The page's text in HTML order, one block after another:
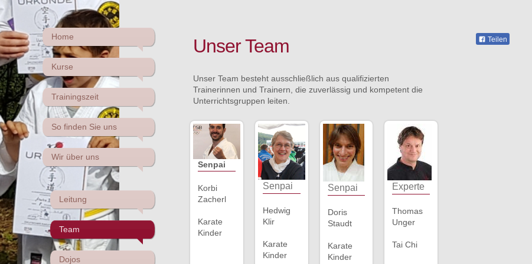
Home
Kurse
Trainingszeit
So finden Sie uns
Wir über uns
Leitung
Team
Dojos
Unser Team
Unser Team besteht ausschließlich aus qualifizierten
Trainerinnen und Trainern, die zuverlässig und kompetent die
Unterrichtsgruppen leiten.
Senpai
Korbi
Zacherl
Karate
Kinder
Senpai
Hedwig
Klir
Karate
Kinder
Senpai
Doris
Staudt
Karate
Kinder
Experte
Thomas
Unger
Tai Chi
Teilen